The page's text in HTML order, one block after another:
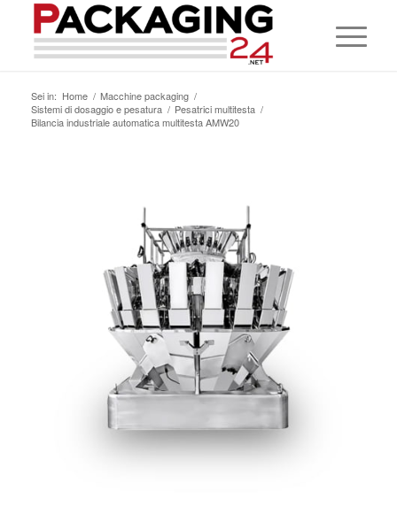
Sei in: Home / Macchine packaging /
Sistemi di dosaggio e pesatura / Pesatrici multitesta /
Bilancia industriale automatica multitesta AMW20